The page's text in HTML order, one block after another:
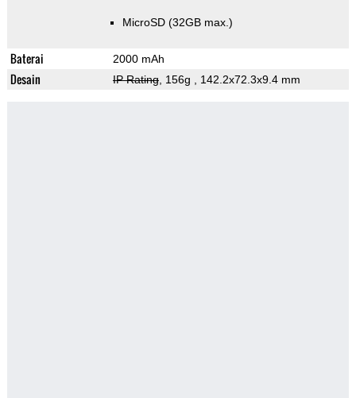
MicroSD (32GB max.)
Baterai 2000 mAh
Desain IP Rating, 156g , 142.2x72.3x9.4 mm